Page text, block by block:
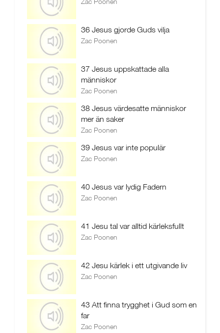
36 Jesus gjorde Guds vilja
Zac Poonen
37 Jesus uppskattade alla
människor
Zac Poonen
38 Jesus värdesatte människor
mer än saker
Zac Poonen
39 Jesus var inte populär
Zac Poonen
40 Jesus var lydig Fadern
Zac Poonen
41 Jesu tal var alltid kärleksfullt
Zac Poonen
42 Jesu kärlek i ett utgivande liv
Zac Poonen
43 Att finna trygghet i Gud som en
far
Zac Poonen